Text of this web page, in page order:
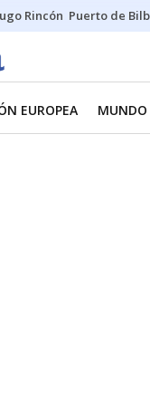
Rincón Puerto de
EUROPEA MUNDO